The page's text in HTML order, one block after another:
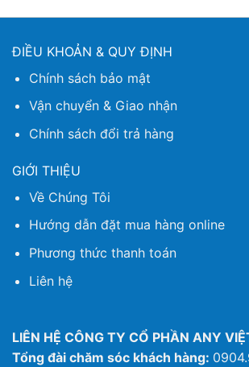
ĐIỀU KHOẢN & QUY ĐỊNH
Chính sách bảo mật
Vận chuyển & Giao nhận
Chính sách đổi trả hàng
GIỚI THIỆU
Về Chúng Tôi
Hướng dẫn đặt mua hàng online
Phương thức thanh toán
Liên hệ
LIÊN HỆ CÔNG TY CỔ PHẦN ANY
Tổng đài chăm sóc khách hàng: